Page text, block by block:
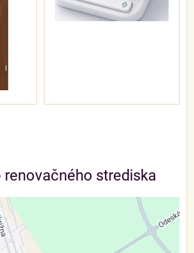
renovačného strediska
je blokovaný Voľbami